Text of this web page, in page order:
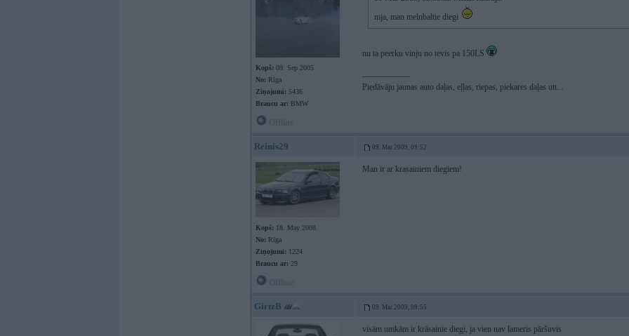
Kopš: 09. Sep 2005
No: Rīga
Ziņojumi: 5436
Braucu ar: BMW
mja, man melnbaltie diegi
nu ta peerku vinju no tevis pa 150LS
-----------------
Piedāvāju jaunas auto daļas, eļļas, riepas, piekares daļas utt...
Reinis29 09. Mar 2009, 09:52
Kopš: 18. May 2008
No: Rīga
Ziņojumi: 1224
Braucu ar: 29
Man ir ar krasainiem diegiem!
GirtzB 09. Mar 2009, 09:55
visām umkām ir krāsainie diegi, ja vien nav lameris pāršuvis